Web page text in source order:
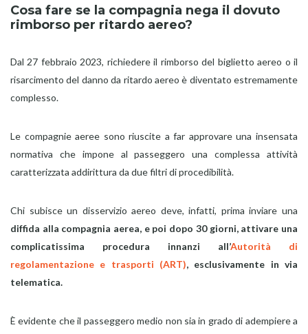
Cosa fare se la compagnia nega il dovuto
rimborso per ritardo aereo?
Dal 27 febbraio 2023, richiedere il rimborso del biglietto aereo o il
risarcimento del danno da ritardo aereo è diventato estremamente
complesso.
Le compagnie aeree sono riuscite a far approvare una insensata
normativa che impone al passeggero una complessa attività
caratterizzata addirittura da due filtri di procedibilità.
Chi subisce un disservizio aereo deve, infatti, prima inviare una
diffida alla compagnia aerea, e poi dopo 30 giorni, attivare una
complicatissima procedura innanzi all’Autorità di
regolamentazione e trasporti (ART), esclusivamente in via
telematica.
È evidente che il passeggero medio non sia in grado di adempiere a